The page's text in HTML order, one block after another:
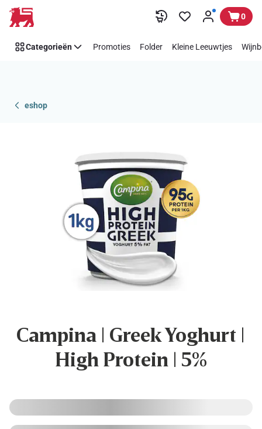
Overslaan 0
Categorieën Promoties Folder Kleine Leeuwtjes
eshop
Campina | Greek Yoghurt |
High Protein | 5%